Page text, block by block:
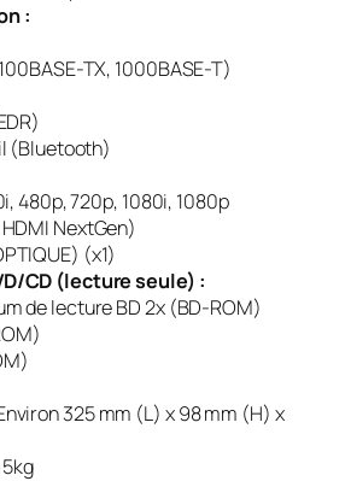
:
TX, 1000BASE-T)
(Bluetooth)
480p, 720p, 1080i, 1080p
NextGen)
(x1)
CD (lecture seule) :
de lecture BD 2x (BD-ROM)
325 mm (L) x 98 mm (H) x